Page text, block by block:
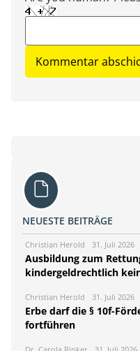
NEUESTE BEITRÄGE
Christian Herold 31. Juli 2026
Ausbildung zum
kindergeldrechtlich
Christian Herold 31. Juli 2026
Erbe darf die § 10f-
fortführen